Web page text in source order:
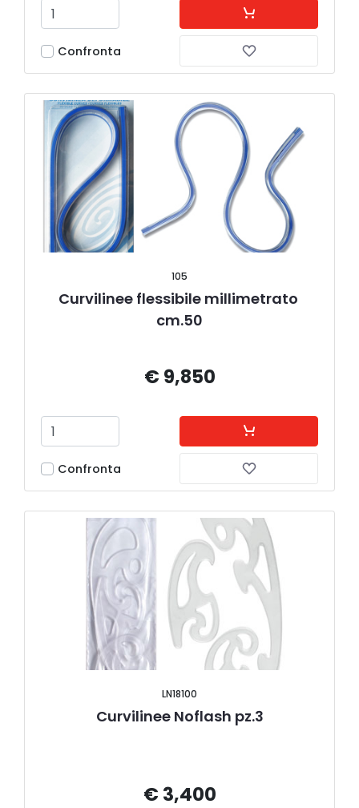
Confronta
105
Curvilinee flessibile millimetrato
cm.50
€ 9,850
Confronta
LN18100
Curvilinee Noflash pz.3
€ 3,400